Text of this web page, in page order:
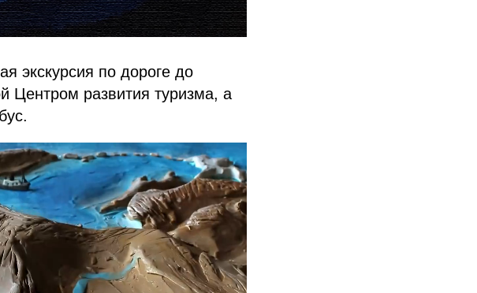
экскурсия по дороге до
Центром развития туризма, а